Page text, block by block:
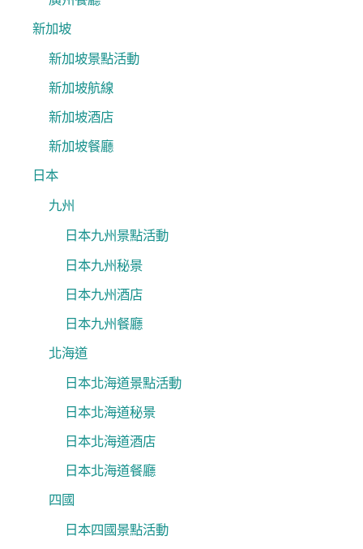
新加坡
新加坡景點活動
新加坡航線
新加坡酒店
新加坡餐廳
日本
九州
日本九州景點活動
日本九州秘景
日本九州酒店
日本九州餐廳
北海道
日本北海道景點活動
日本北海道秘景
日本北海道酒店
日本北海道餐廳
四國
日本四國景點活動